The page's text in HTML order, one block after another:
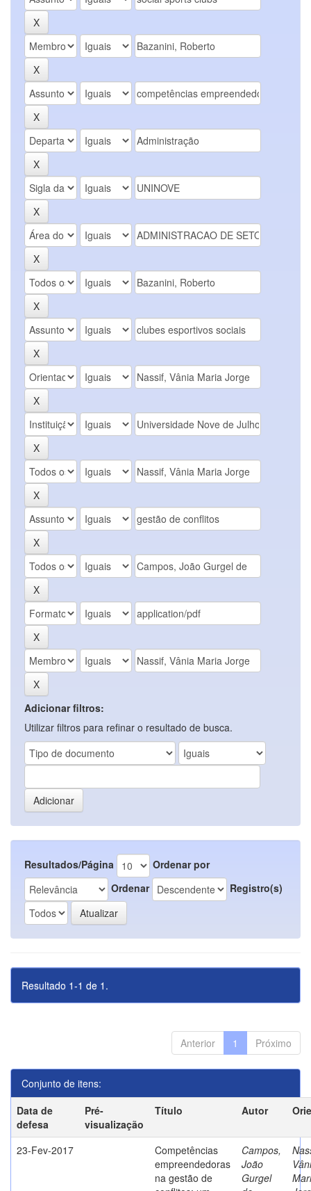
Adicionar filtros:
Utilizar filtros para refinar o resultado de busca.
Resultados/Página
Ordenar por
Ordenar
Registro(s)
Resultado 1-1 de 1.
Anterior 1 Próximo
Conjunto de itens:
Data de
defesa
Pré-
visualização
Título Autor
23-Fev-2017
Competências
empreendedoras
na gestão de
Campos,
João
Gurgel